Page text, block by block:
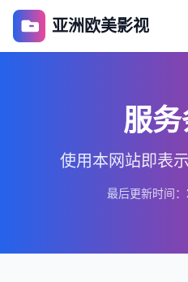
亚洲欧美影视
服
使用本网站即表
最后更新时间